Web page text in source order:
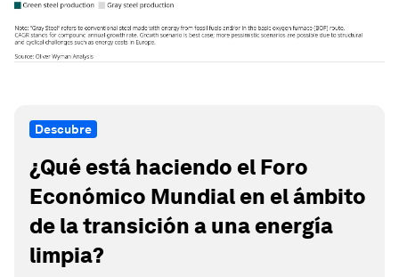
Descubre
¿Qué está haciendo el Foro
Económico Mundial en el ámbito
de la transición a una energía
limpia?